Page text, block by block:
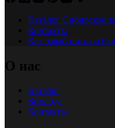
Каталог Сибирское
Контакты
Как заработать на
О нас
Каталог
Команда
Контакты